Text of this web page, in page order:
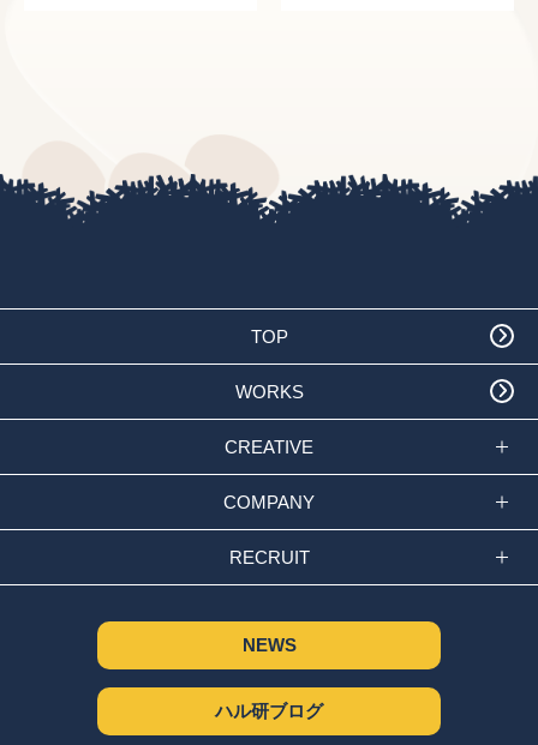
TOP
WORKS
CREATIVE
COMPANY
RECRUIT
NEWS
ハル研ブログ